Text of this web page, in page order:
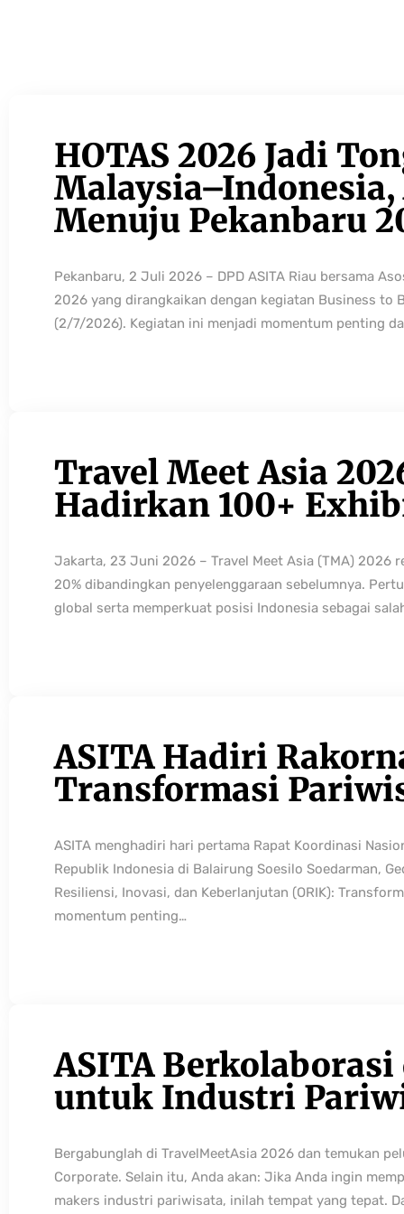
HOTAS 2026 Jadi
Menuju Pekanbaru
Pekanbaru, 2 Juli 2026 – DPD ASITA Riau bersama
2026 yang dirangkaikan dengan kegiatan Business to
(2/7/2026). Kegiatan ini menjadi momentum penting
Travel Meet Asia
Hadirkan 100+
Jakarta, 23 Juni 2026 – Travel Meet Asia (TMA) 2026
20% dibandingkan penyelenggaraan sebelumnya.
global serta memperkuat posisi Indonesia sebagai
ASITA Hadiri
Transformasi
ASITA menghadiri hari pertama Rapat Koordinasi
Republik Indonesia di Balairung Soesilo Soedarman,
Resiliensi, Inovasi, dan Keberlanjutan (ORIK):
momentum penting…
ASITA
untuk Industri
Bergabunglah di TravelMeetAsia 2026 dan temukan
Corporate. Selain itu, Anda akan: Jika Anda ingin
makers industri pariwisata, inilah tempat yang tepat.